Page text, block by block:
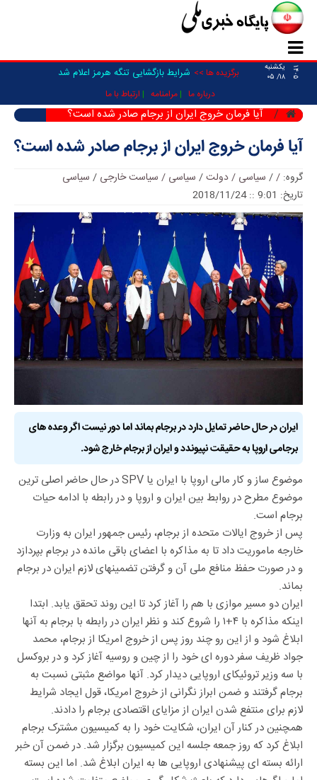
۱۴۰۵
یکشنبه
۱۸/ ۰۵
برگزیده ها >> شرایط بازگشایی تنگه هرمز اعلام شد
درباره ما مرامنامه ارتباط با ما
آیا فرمان خروج ایران از برجام صادر شده است؟
آیا فرمان خروج ایران از برجام صادر شده است؟
گروه: /
/ سیاسی / دولت/ سیاسی / سیاست خارجی / سیاسی
تاریخ: 9:01 :: 2018/11/24
ایران در حال حاضر تمایل دارد در برجام بماند اما دور نیست اگر وعده های
برجامی اروپا به حقیقت نپیوندد و ایران از برجام خارج شود.
موضوع ساز و کار مالی اروپا با ایران یا SPV در حال حاضر اصلی ترین
موضوع مطرح در روابط بین ایران و اروپا و در رابطه با ادامه حیات
برجام است.
پس از خروج ایالات متحده از برجام، رئیس جمهور ایران به وزارت
خارجه ماموریت داد تا به مذاکره با اعضای باقی مانده در برجام بپردازد
و در صورت حفظ منافع ملی آن و گرفتن تضمینهای لازم ایران در برجام
بماند.
ایران دو مسیر موازی با هم را آغاز کرد تا این روند تحقق یابد. ابتدا
اینکه مذاکره با ۴+۱ را شروع کند و نظر ایران در رابطه با برجام به آنها
ابلاغ شود و از این رو چند روز پس از خروج امریکا از برجام، محمد
جواد ظریف سفر دوره ای خود را از چین و روسیه آغاز کرد و در بروکسل
با سه وزیر تروئیکای اروپایی دیدار کرد. آنها مواضع مثبتی نسبت به
برجام گرفتند و ضمن ابراز نگرانی از خروج امریکا، قول ایجاد شرایط
لازم برای منتفع شدن ایران از مزایای اقتصادی برجام را دادند.
همچنین در کنار آن ایران، شکایت خود را به کمیسیون مشترک برجام
ابلاغ کرد که روز جمعه جلسه این کمیسیون برگزار شد. در ضمن آن خبر
ارائه بسته ای پیشنهادی اروپایی ها به ایران ابلاغ شد. اما این بسته